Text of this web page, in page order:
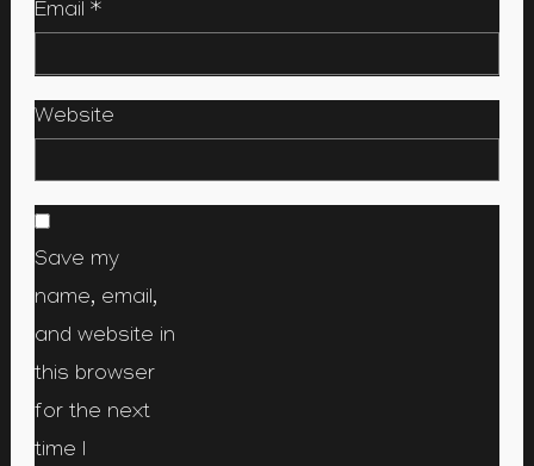
Email *
Website
Save my
name, email,
and website in
this browser
for the next
time I